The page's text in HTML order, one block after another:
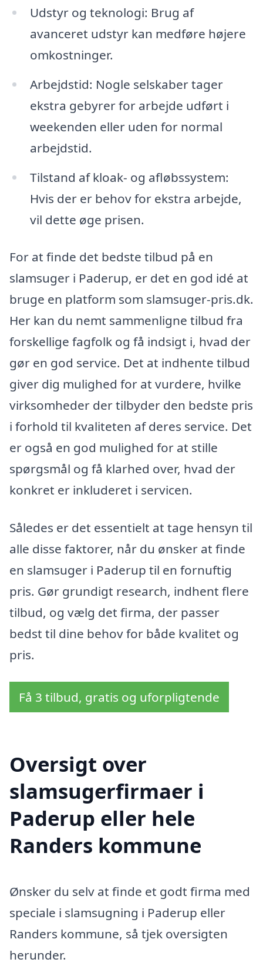
Udstyr og teknologi: Brug af
avanceret udstyr kan medføre højere
omkostninger.
Arbejdstid: Nogle selskaber tager
ekstra gebyrer for arbejde udført i
weekenden eller uden for normal
arbejdstid.
Tilstand af kloak- og afløbssystem:
Hvis der er behov for ekstra arbejde,
vil dette øge prisen.
For at finde det bedste tilbud på en
slamsuger i Paderup, er det en god idé at
bruge en platform som slamsuger-pris.dk.
Her kan du nemt sammenligne tilbud fra
forskellige fagfolk og få indsigt i, hvad der
gør en god service. Det at indhente tilbud
giver dig mulighed for at vurdere, hvilke
virksomheder der tilbyder den bedste pris
i forhold til kvaliteten af deres service. Det
er også en god mulighed for at stille
spørgsmål og få klarhed over, hvad der
konkret er inkluderet i servicen.
Således er det essentielt at tage hensyn til
alle disse faktorer, når du ønsker at finde
en slamsuger i Paderup til en fornuftig
pris. Gør grundigt research, indhent flere
tilbud, og vælg det firma, der passer
bedst til dine behov for både kvalitet og
pris.
Få 3 tilbud, gratis og uforpligtende
Oversigt over
slamsugerfirmaer i
Paderup eller hele
Randers kommune
Ønsker du selv at finde et godt firma med
speciale i slamsugning i Paderup eller
Randers kommune, så tjek oversigten
herunder.